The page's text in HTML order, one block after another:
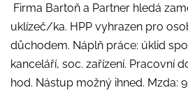
Firma Bartoň a Partner hledá
uklízeč/ka. HPP vyhrazen pro
důchodem. Náplň práce: úklid
kanceláří, soc. zařízení. Pracovní
hod. Nástup možný ihned. Mzda: